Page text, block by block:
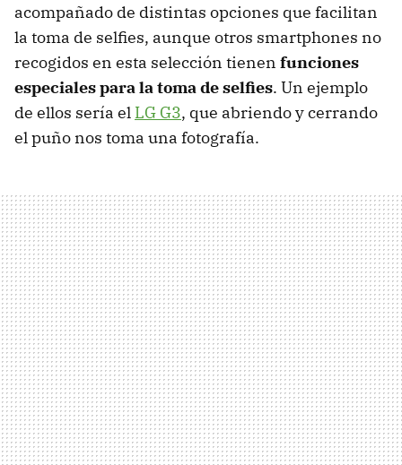
acompañado de distintas opciones que facilitan
la toma de selfies, aunque otros smartphones no
recogidos en esta selección tienen funciones
especiales para la toma de selfies. Un ejemplo
de ellos sería el LG G3, que abriendo y cerrando
el puño nos toma una fotografía.